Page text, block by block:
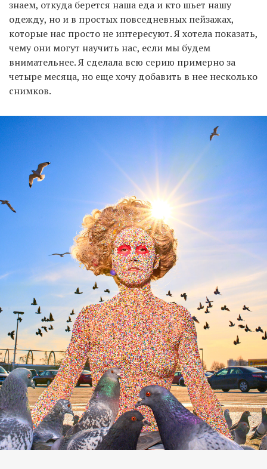
знаем, откуда берется наша еда и кто шьет нашу
одежду, но и в простых повседневных пейзажах,
которые нас просто не интересуют. Я хотела показать,
чему они могут научить нас, если мы будем
внимательнее. Я сделала всю серию примерно за
четыре месяца, но еще хочу добавить в нее несколько
снимков.